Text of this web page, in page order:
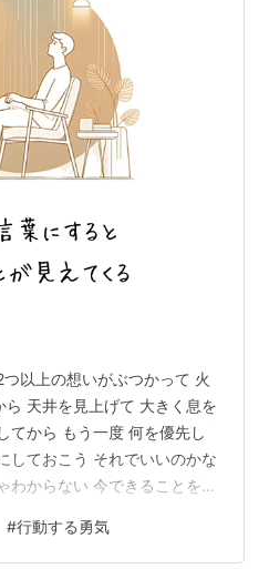
以上の想いがぶつかって 火
天井を見上げて 大きく息を
てから もう一度 何を優先し
しておこう それでいいのかな
わからない 今できることをひ
▽▽▽▽▽▽ 明日の自分を今
カウンセリングの現場から
#行動する勇気